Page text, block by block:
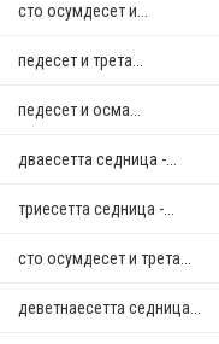
сто осумдесет и...
педесет и трета...
педесет и осма...
дваесетта седница -...
триесетта седница -...
сто осумдесет и трета...
деветнаесетта седница...